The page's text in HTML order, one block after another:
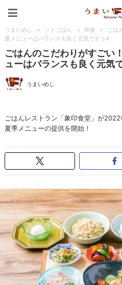
うまいめし > ソトごはん > 和食 >
ごは
夏メニューはバランスも良く元気でそう♪
ごはんのこだわりがすごい
ューはバランスも良く元気
うまいめし
ごはんレストラン「象印食堂」が
夏季メニューの提供を開始！